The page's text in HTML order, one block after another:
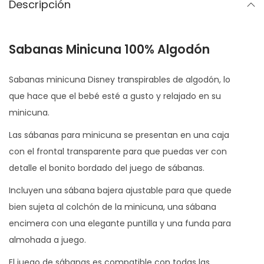
Descripción
Sabanas Minicuna 100% Algodón
Sabanas minicuna Disney transpirables de algodón, lo
que hace que el bebé esté a gusto y relajado en su
minicuna.
Las sábanas para minicuna se presentan en una caja
con el frontal transparente para que puedas ver con
detalle el bonito bordado del juego de sábanas.
Incluyen una sábana bajera ajustable para que quede
bien sujeta al colchón de la minicuna, una sábana
encimera con una elegante puntilla y una funda para
almohada a juego.